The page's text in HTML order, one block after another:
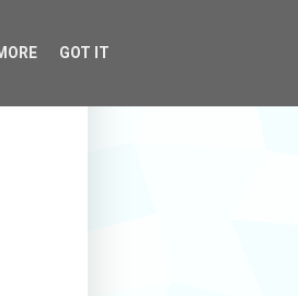
GOT IT